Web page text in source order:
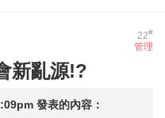
22#
管理
新亂源!?
發表的內容：